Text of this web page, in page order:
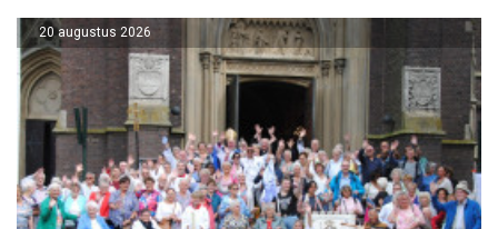
20 augustus 2026